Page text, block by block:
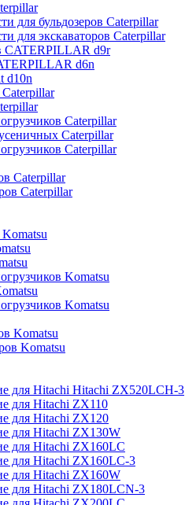
для бульдозеров Caterpillar
для экскаваторов Caterpillar
CATERPILLAR d9r
d6n
d10n
Caterpillar
Caterpillar
Caterpillar
Caterpillar
Caterpillar
Komatsu
Komatsu
Komatsu
Komatsu
для Hitachi Hitachi ZX520LCH-3
для Hitachi ZX110
для Hitachi ZX120
для Hitachi ZX130W
для Hitachi ZX160LC
для Hitachi ZX160LC-3
для Hitachi ZX160W
для Hitachi ZX180LCN-3